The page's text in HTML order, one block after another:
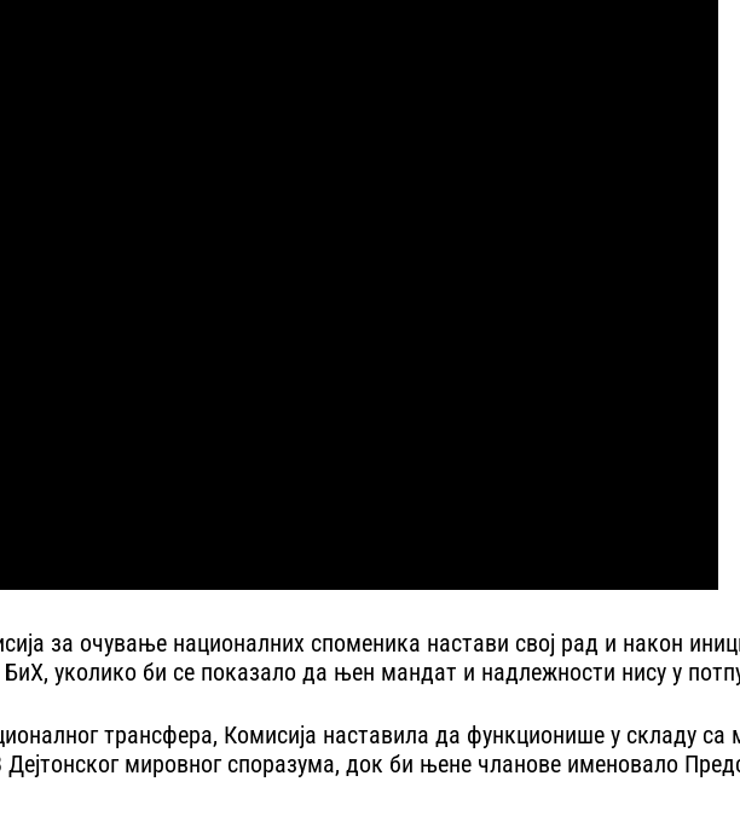
за очување националних споменика настави свој рад и након
БиХ, уколико би се показало да њен мандат и надлежности нису у
трансфера, Комисија наставила да функционише у складу
мировног споразума, док би њене чланове именовало